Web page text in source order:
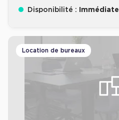
Disponibilité : Immédiate
Location de bureaux